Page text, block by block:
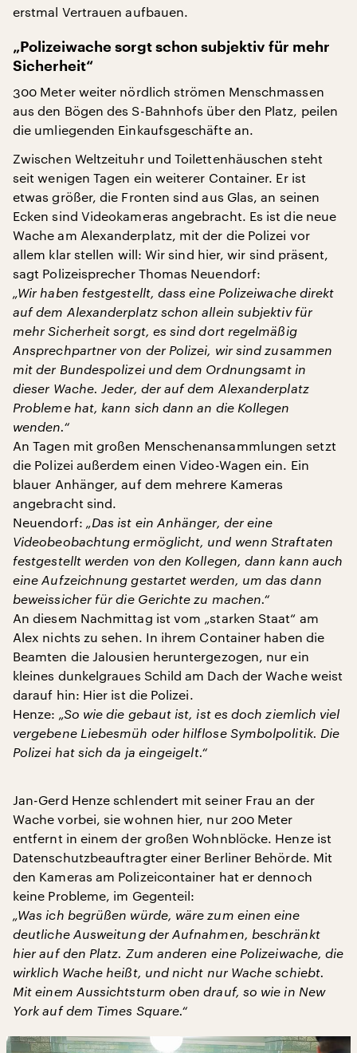
erstmal Vertrauen aufbauen.
„Polizeiwache sorgt schon subjektiv für mehr
Sicherheit“
300 Meter weiter nördlich strömen Menschmassen
aus den Bögen des S-Bahnhofs über den Platz, peilen
die umliegenden Einkaufsgeschäfte an.
Zwischen Weltzeituhr und Toilettenhäuschen steht
seit wenigen Tagen ein weiterer Container. Er ist
etwas größer, die Fronten sind aus Glas, an seinen
Ecken sind Videokameras angebracht. Es ist die neue
Wache am Alexanderplatz, mit der die Polizei vor
allem klar stellen will: Wir sind hier, wir sind präsent,
sagt Polizeisprecher Thomas Neuendorf:
„Wir haben festgestellt, dass eine Polizeiwache direkt
auf dem Alexanderplatz schon allein subjektiv für
mehr Sicherheit sorgt, es sind dort regelmäßig
Ansprechpartner von der Polizei, wir sind zusammen
mit der Bundespolizei und dem Ordnungsamt in
dieser Wache. Jeder, der auf dem Alexanderplatz
Probleme hat, kann sich dann an die Kollegen
wenden.“
An Tagen mit großen Menschenansammlungen setzt
die Polizei außerdem einen Video-Wagen ein. Ein
blauer Anhänger, auf dem mehrere Kameras
angebracht sind.
Neuendorf: „Das ist ein Anhänger, der eine
Videobeobachtung ermöglicht, und wenn Straftaten
festgestellt werden von den Kollegen, dann kann auch
eine Aufzeichnung gestartet werden, um das dann
beweissicher für die Gerichte zu machen.“
An diesem Nachmittag ist vom „starken Staat“ am
Alex nichts zu sehen. In ihrem Container haben die
Beamten die Jalousien heruntergezogen, nur ein
kleines dunkelgraues Schild am Dach der Wache weist
darauf hin: Hier ist die Polizei.
Henze: „So wie die gebaut ist, ist es doch ziemlich viel
vergebene Liebesmüh oder hilflose Symbolpolitik. Die
Polizei hat sich da ja eingeigelt.“
Jan-Gerd Henze schlendert mit seiner Frau an der
Wache vorbei, sie wohnen hier, nur 200 Meter
entfernt in einem der großen Wohnblöcke. Henze ist
Datenschutzbeauftragter einer Berliner Behörde. Mit
den Kameras am Polizeicontainer hat er dennoch
keine Probleme, im Gegenteil:
„Was ich begrüßen würde, wäre zum einen eine
deutliche Ausweitung der Aufnahmen, beschränkt
hier auf den Platz. Zum anderen eine Polizeiwache, die
wirklich Wache heißt, und nicht nur Wache schiebt.
Mit einem Aussichtsturm oben drauf, so wie in New
York auf dem Times Square.“